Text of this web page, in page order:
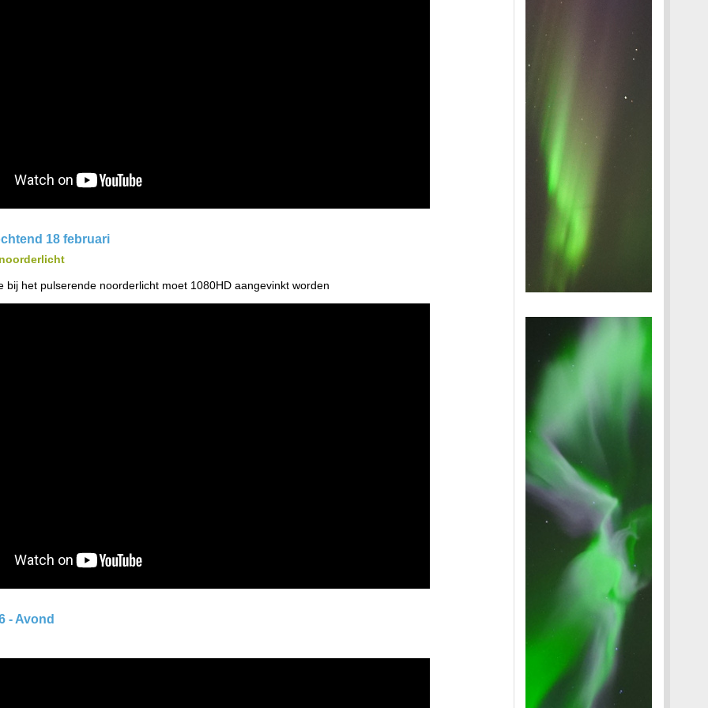
18 februari
bij het pulserende noorderlicht moet 1080HD aangevinkt worden
- Avond